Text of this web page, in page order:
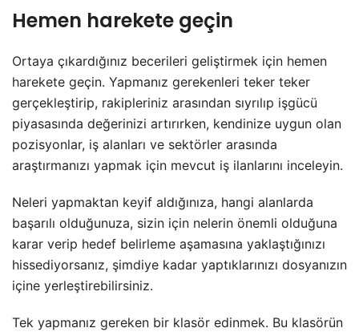
Hemen harekete geçin
Ortaya çıkardığınız becerileri geliştirmek için hemen
harekete geçin. Yapmanız gerekenleri teker teker
gerçekleştirip, rakipleriniz arasından sıyrılıp işgücü
piyasasında değerinizi artırırken, kendinize uygun olan
pozisyonlar, iş alanları ve sektörler arasında
araştırmanızı yapmak için mevcut iş ilanlarını inceleyin.
Neleri yapmaktan keyif aldığınıza, hangi alanlarda
başarılı olduğunuza, sizin için nelerin önemli olduğuna
karar verip hedef belirleme aşamasına yaklaştığınızı
hissediyorsanız, şimdiye kadar yaptıklarınızı dosyanızın
içine yerleştirebilirsiniz.
Tek yapmanız gereken bir klasör edinmek. Bu klasörün